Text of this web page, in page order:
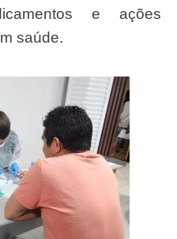
e ações
saúde.